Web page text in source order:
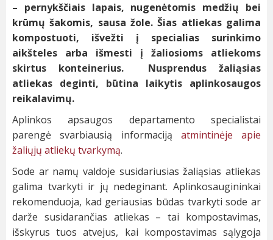
– pernykščiais lapais, nugenėtomis medžių bei
krūmų šakomis, sausa žole. Šias atliekas galima
kompostuoti, išvežti į specialias surinkimo
aikšteles arba išmesti į žaliosioms atliekoms
skirtus konteinerius.
Nusprendus žaliąsias
atliekas deginti, būtina laikytis aplinkosaugos
reikalavimų.
Aplinkos apsaugos departamento specialistai
parengė svarbiausią informaciją atmintinėje apie
žaliųjų atliekų tvarkymą.
Sode ar namų valdoje susidariusias žaliąsias atliekas
galima tvarkyti ir jų nedeginant. Aplinkosaugininkai
rekomenduoja, kad geriausias būdas tvarkyti sode ar
darže susidarančias atliekas – tai kompostavimas,
išskyrus tuos atvejus, kai kompostavimas sąlygoja